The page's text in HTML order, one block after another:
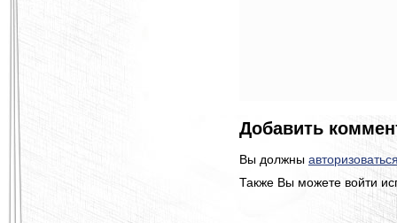
Добавить
Вы должны
Также Вы можете войти